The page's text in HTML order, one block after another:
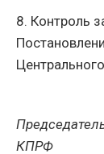
8. Контроль